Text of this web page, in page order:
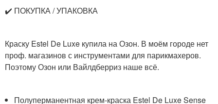
✔️ ПОКУПКА / УПАКОВКА
Краску Estel De Luxe купила на Озон. В моём городе нет
проф. магазинов с инструментами для парикмахеров.
Поэтому Озон или Вайлдберриз наше всё.
Полуперманентная крем-краска Estel De Luxe Sense